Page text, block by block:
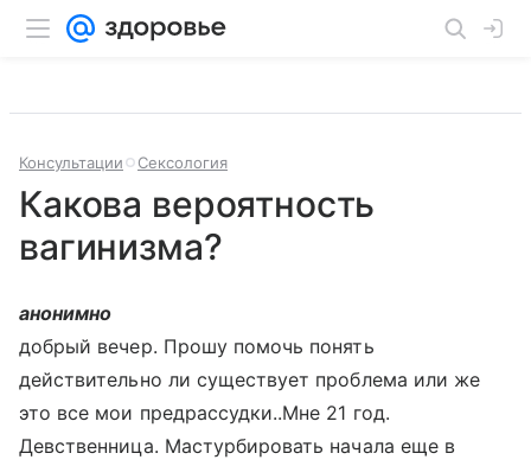
Консультации Сексология
Какова вероятность
вагинизма?
анонимно
добрый вечер. Прошу помочь понять
действительно ли существует проблема или же
это все мои предрассудки..Мне 21 год.
Девственница. Мастурбировать начала еще в